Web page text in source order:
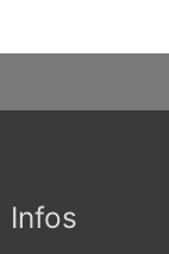
Infos